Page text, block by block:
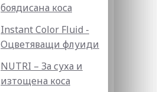
боядисана коса
Instant Color Fluid -
Оцветяващи флуиди
NUTRI – За суха и
изтощена коса